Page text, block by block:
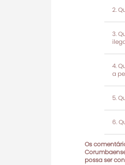
a
Os
possa ser